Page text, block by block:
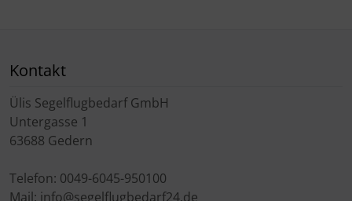
Kontakt
Ülis Segelflugbedarf GmbH
Untergasse 1
63688 Gedern
Telefon: 0049-6045-950100
Mail: info@segelflugbedarf24.de